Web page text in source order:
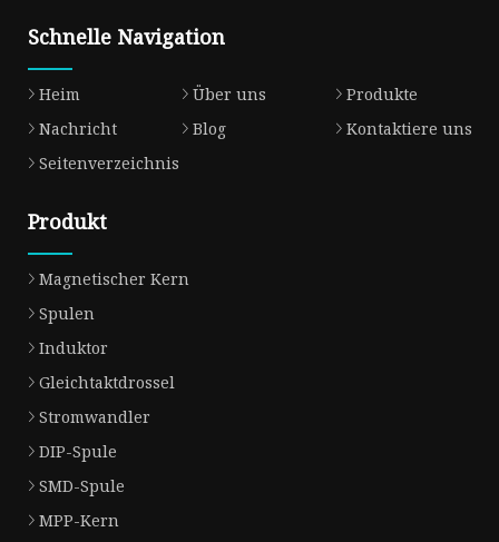
Schnelle Navigation
Heim Über uns
Produkte
Nachricht
Blog
Kontaktiere uns
Seitenverzeichnis
Produkt
Magnetischer Kern
Spulen
Induktor
Gleichtaktdrossel
Stromwandler
DIP-Spule
SMD-Spule
MPP-Kern